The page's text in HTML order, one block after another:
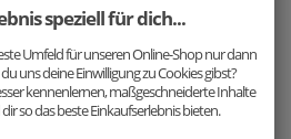
speziell für dich...
Umfeld für unseren Online-Shop nur dann
uns deine Einwilligung zu Cookies gibst?
kennenlernen, maßgeschneiderte Inhalte
so das beste Einkaufserlebnis bieten.